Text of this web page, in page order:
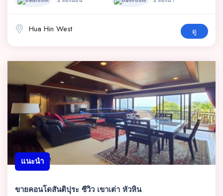
Hua Hin West ดู
แนะนำ
ขายคอนโดสันติปุระ ซีวิว เขาเต่า หัวหิน